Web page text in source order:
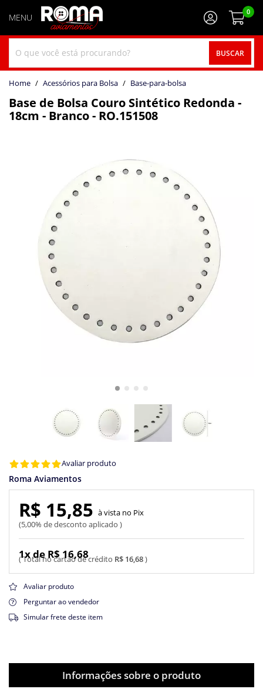
BUSCAR
0
home Acessórios para Bolsa base-para-bolsa
Base de Bolsa Couro Sintético Redonda -
18cm - Branco - RO.151508
Avaliar produto
Roma Aviamentos
R$ 16,68
1x de R$ 16,68
R$ 15,85
5,00% de desconto aplicado
Pix
Avaliar produto
Perguntar ao vendedor
Simular frete deste item
Informações sobre o produto